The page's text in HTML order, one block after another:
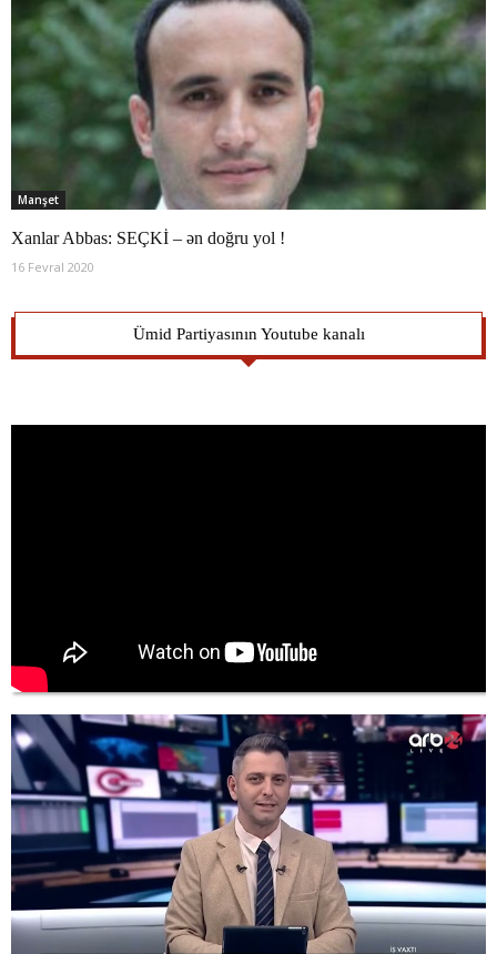
Manşet
Xanlar Abbas: SEÇKİ – ən doğru yol !
16 Fevral 2020
Ümid Partiyasının Youtube kanalı